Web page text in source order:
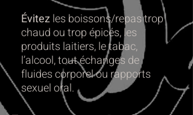
Évitezles boissons/repas trop
chaud ou trop épicés, les
produits laitiers, le tabac,
l’alcool, tout échanges de
fluides corporel ou rapports
sexuel oral.